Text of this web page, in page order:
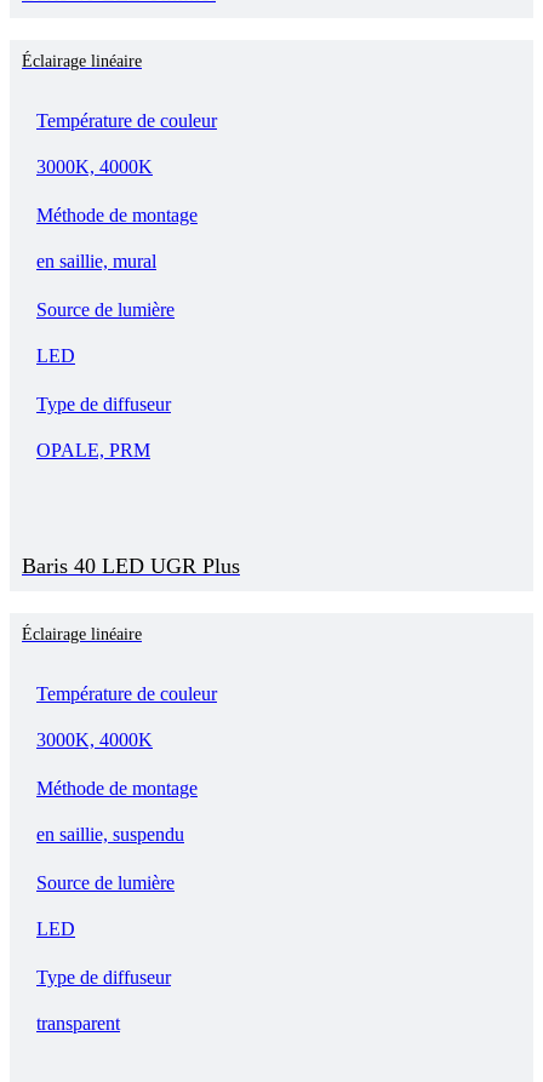
Éclairage linéaire
Température de couleur
3000K, 4000K
Méthode de montage
en saillie, mural
Source de lumière
LED
Type de diffuseur
OPALE, PRM
Baris 40 LED UGR Plus
Éclairage linéaire
Température de couleur
3000K, 4000K
Méthode de montage
en saillie, suspendu
Source de lumière
LED
Type de diffuseur
transparent